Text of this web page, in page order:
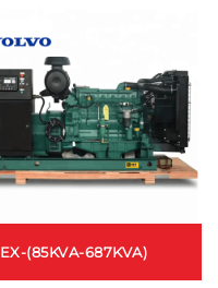
(85KVA-687KVA)